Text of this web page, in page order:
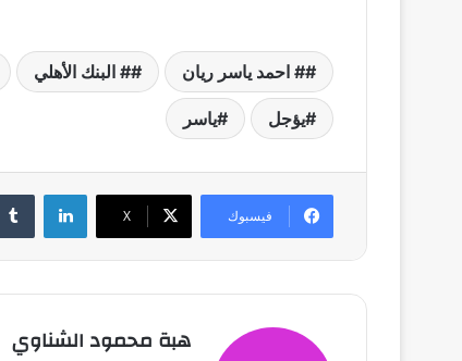
# احمد ياسر ريان # البنك الأهلي
يؤجل ياسر
فيسبوك X
لينكدإن
هبة محمود الشناوي